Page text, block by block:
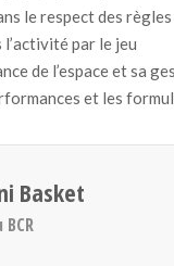
le respect des règles
l’activité par le jeu
de l’espace et sa
et les
Basket